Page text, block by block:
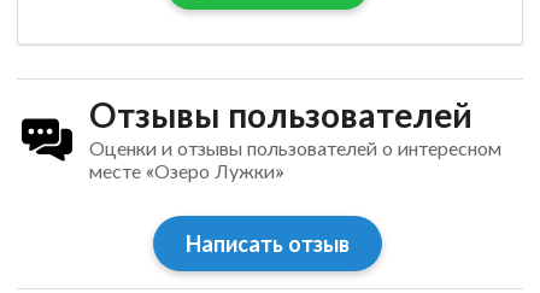
Отзывы пользователей
Оценки и отзывы пользователей о интересном
месте «Озеро Лужки»
Написать отзыв